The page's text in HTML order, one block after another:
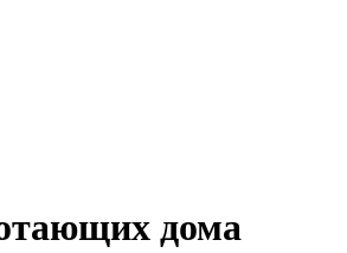
дома